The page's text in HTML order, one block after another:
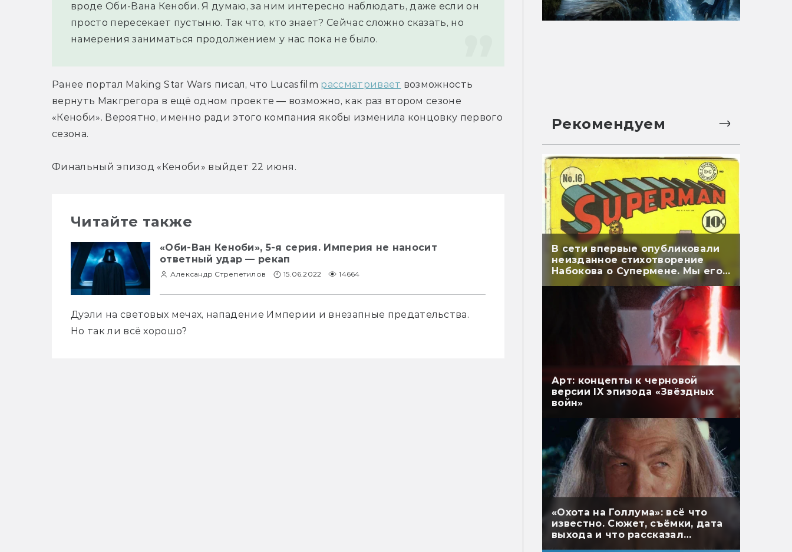
вроде Оби-Вана Кеноби. Я думаю, за ним интересно наблюдать, даже если он
просто пересекает пустыню. Так что, кто знает? Сейчас сложно сказать, но
намерения заниматься продолжением у нас пока не было.
Ранее портал Making Star Wars писал, что Lucasfilm рассматривает возможность
вернуть Макгрегора в ещё одном проекте — возможно, как раз втором сезоне
«Кеноби». Вероятно, именно ради этого компания якобы изменила концовку первого
сезона.
Финальный эпизод «Кеноби» выйдет 22 июня.
Читайте также
«Оби-Ван Кеноби», 5-я серия. Империя не наносит
ответный удар — рекап
Александр Стрепетилов 15.06.2022 14664
Дуэли на световых мечах, нападение Империи и внезапные предательства.
Но так ли всё хорошо?
Рекомендуем
В сети впервые опубликовали
неизданное стихотворение
Набокова о Супермене. Мы его
перевели
Арт: концепты к черновой
версии IX эпизода «Звёздных
войн»
«Охота на Голлума»: всё что
известно. Сюжет, съёмки, дата
выхода и что рассказал